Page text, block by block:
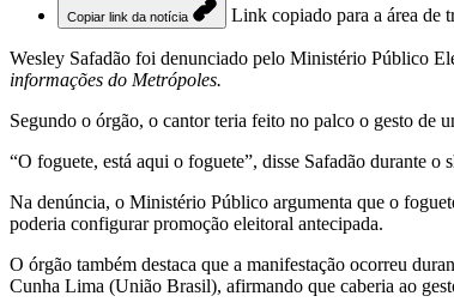
Copiar link da notícia Link copiado para a área de
Wesley Safadão foi denunciado pelo Ministério Público
informações do Metrópoles.
Segundo o órgão, o cantor teria feito no palco o gesto de
“O foguete, está aqui o foguete”, disse Safadão durante
Na denúncia, o Ministério Público argumenta que o
poderia configurar promoção eleitoral antecipada.
O órgão também destaca que a manifestação ocorreu
Cunha Lima (União Brasil), afirmando que caberia ao